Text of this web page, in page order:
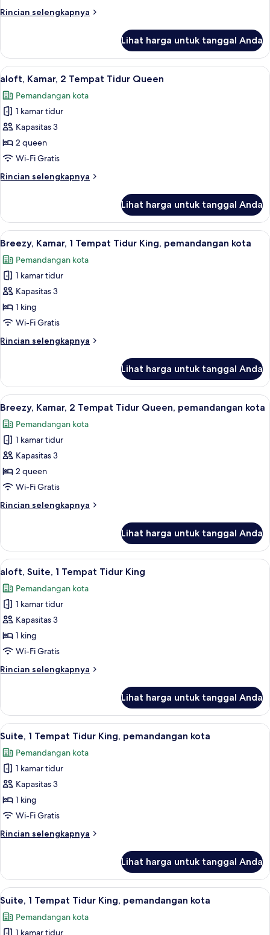
Tidur
Rincian selengkapnya
Rincian
aloft,
Kamar,
1
Tidur
King
Lihat harga untuk tanggal Anda
Lihat
semua
foto
untuk
aloft,
Kamar,
2
Tidur
Brankas, meja kerja, kedap suara,
5
aloft, Kamar, 2 Tempat Tidur Queen
Pemandangan kota
1 kamar tidur
Kapasitas 3
2 queen
Wi-Fi Gratis
Rincian selengkapnya
Rincian
aloft,
Kamar,
2
Tempat
Tidur
Queen
Lihat harga untuk tanggal Anda
Lihat
semua
foto
untuk
Breezy,
Kamar,
1
Tidur
kota
Brankas, meja kerja, kedap suara,
7
Breezy, Kamar, 1 Tempat Tidur King, pemandangan kota
Pemandangan kota
1 kamar tidur
Kapasitas 3
1 king
Wi-Fi Gratis
Rincian selengkapnya
Rincian
Breezy,
Kamar,
1
Tempat
Tidur
King,
pemandangan
kota
Lihat harga untuk tanggal Anda
Lihat
semua
foto
untuk
Breezy,
Kamar,
2
Tidur
kota
Brankas, meja kerja, kedap suara,
6
Breezy, Kamar, 2 Tempat Tidur Queen, pemandangan kota
Pemandangan kota
1 kamar tidur
Kapasitas 3
2 queen
Wi-Fi Gratis
Rincian selengkapnya
Rincian
Breezy,
Kamar,
2
Tidur
Queen,
pemandangan
kota
Lihat harga untuk tanggal Anda
Lihat
semua
foto
untuk
aloft,
Suite,
1
Tidur
aloft, Suite, 1 Tempat Tidur King |
6
aloft, Suite, 1 Tempat Tidur King
Pemandangan kota
1 kamar tidur
Kapasitas 3
1 king
Wi-Fi Gratis
Rincian selengkapnya
Rincian
aloft,
Suite,
1
Tidur
King
Lihat harga untuk tanggal Anda
Lihat
semua
foto
untuk
Suite,
1
Tempat
King,
Suite, 1 Tempat Tidur King,
6
Suite, 1 Tempat Tidur King, pemandangan kota
Pemandangan kota
1 kamar tidur
Kapasitas 3
1 king
Wi-Fi Gratis
Rincian selengkapnya
Rincian
Suite,
Tempat
King,
pemandangan
Lihat harga untuk tanggal Anda
Lihat
semua
foto
Suite, 1 Tempat Tidur King,
6
Suite, 1 Tempat Tidur King, pemandangan kota
Pemandangan kota
1 kamar tidur